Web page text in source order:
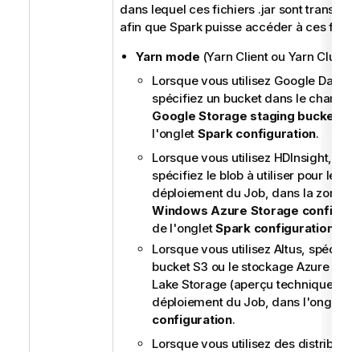
dans lequel ces fichiers .jar sont
afin que Spark puisse accéder à ces
Yarn mode (Yarn Client ou Yarn
Lorsque vous utilisez Google
spécifiez un bucket dans le champ
Google Storage staging bucket
l'onglet Spark configuration.
Lorsque vous utilisez HDInsight,
spécifiez le blob à utiliser pour le
déploiement du Job, dans la zone
Windows Azure Storage
de l'ongletSpark configuration
Lorsque vous utilisez Altus,
bucket S3 ou le stockage Azure Data
Lake Storage (aperçu technique)
déploiement du Job, dans l'onglet
configuration.
Lorsque vous utilisez des